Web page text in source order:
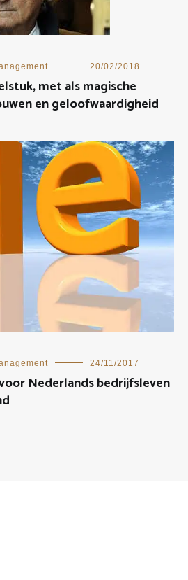
20/02/2018
met als magische
en geloofwaardigheid
24/11/2017
Nederlands bedrijfsleven